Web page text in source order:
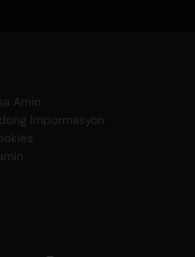
Amin
Impormasyon